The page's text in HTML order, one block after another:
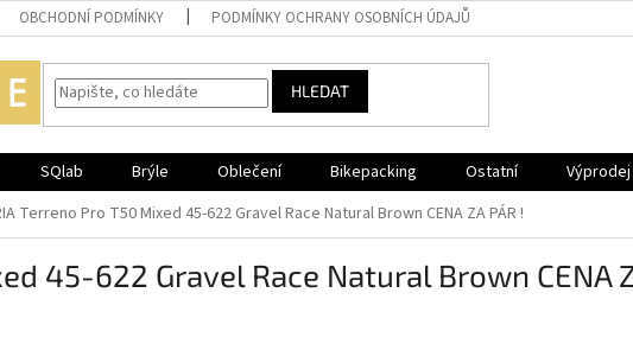
OBCHODNÍ PODMÍNKY PODMÍNKY OCHRANY OSOBNÍCH ÚDAJŮ
HLEDAT
SQlab Brýle Oblečení Bikepacking Ostatní Výprodej
Terreno Pro T50 Mixed 45-622 Gravel Race Natural Brown CENA ZA PÁR !
45-622 Gravel Race Natural Brown CENA